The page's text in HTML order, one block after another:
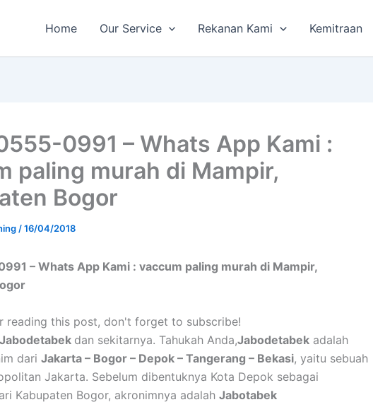
Home Our Service Rekanan Kami Kemitraan
0991 – Whats App Kami :
paling murah di Mampir,
Bogor
/16/04/2018
– Whats App Kami : vaccum paling murah di Mampir,
reading this post, don't forget to subscribe!
Jabodetabek dan sekitarnya. Tahukah Anda,Jabodetabek adalah
dari Jakarta – Bogor – Depok – Tangerang – Bekasi, yaitu sebuah
Jakarta. Sebelum dibentuknya Kota Depok sebagai
Kabupaten Bogor, akronimnya adalah Jabotabek